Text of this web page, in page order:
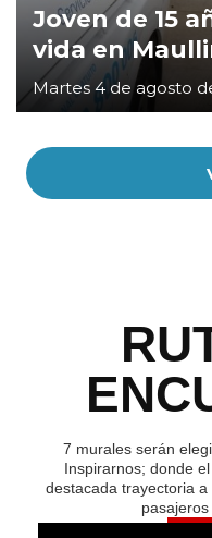
Joven de 15
vida en
Martes 4 de agosto
7 murales serán
Inspirarnos; donde
destacada trayectoria